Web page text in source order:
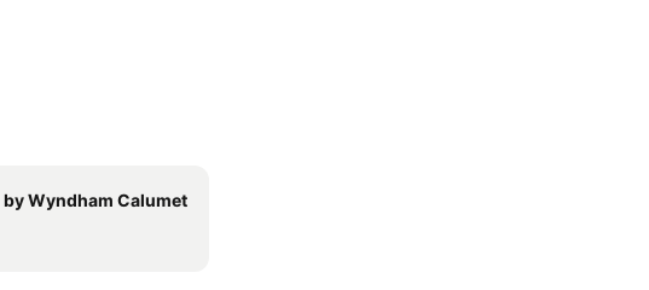
Wyndham Calumet